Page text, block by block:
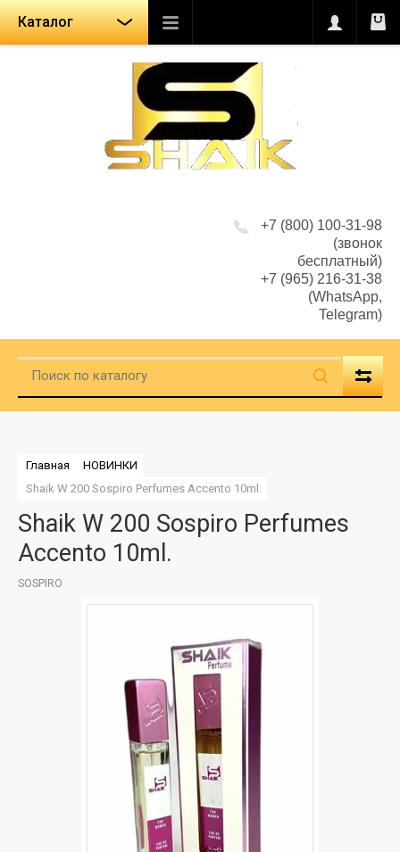
Каталог
+7 (800) 100-31-98
(звонок
бесплатный)
+7 (965) 216-31-38
(WhatsApp,
Telegram)
Главная
НОВИНКИ
Shaik W 200 Sospiro Perfumes Accento 10ml.
Shaik W 200 Sospiro Perfumes
Accento 10ml.
SOSPIRO